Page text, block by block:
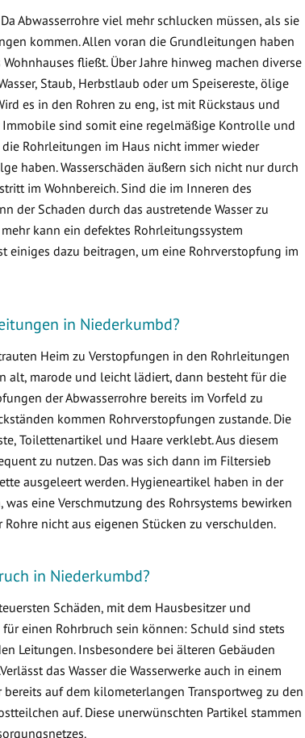
Abwasserrohre viel mehr schlucken müssen, als sie
kommen. Allen voran die Grundleitungen haben
fließt. Über Jahre hinweg machen diverse
Staub, Herbstlaub oder um Speisereste, ölige
es in den Rohren zu eng, ist mit Rückstaus und
Immobile sind somit eine regelmäßige Kontrolle und
Rohrleitungen im Haus nicht immer wieder
haben. Wasserschäden äußern sich nicht nur durch
im Wohnbereich. Sind die im Inneren des
der Schaden durch das austretende Wasser zu
kann ein defektes Rohrleitungssystem
einiges dazu beitragen, um eine Rohrverstopfung im
in Niederkumbd?
Heim zu Verstopfungen in den Rohrleitungen
alt, marode und leicht lädiert, dann besteht für die
der Abwasserrohre bereits im Vorfeld zu
kommen Rohrverstopfungen zustande. Die
Toilettenartikel und Haare verklebt. Aus diesem
zu nutzen. Das was sich dann im Filtersieb
ausgeleert werden. Hygieneartikel haben in der
eine Verschmutzung des Rohrsystems bewirken
nicht aus eigenen Stücken zu verschulden.
in Niederkumbd?
Schäden, mit dem Hausbesitzer und
einen Rohrbruch sein können: Schuld sind stets
Leitungen. Insbesondere bei älteren Gebäuden
das Wasser die Wasserwerke auch in einem
auf dem kilometerlangen Transportweg zu den
auf. Diese unerwünschten Partikel stammen